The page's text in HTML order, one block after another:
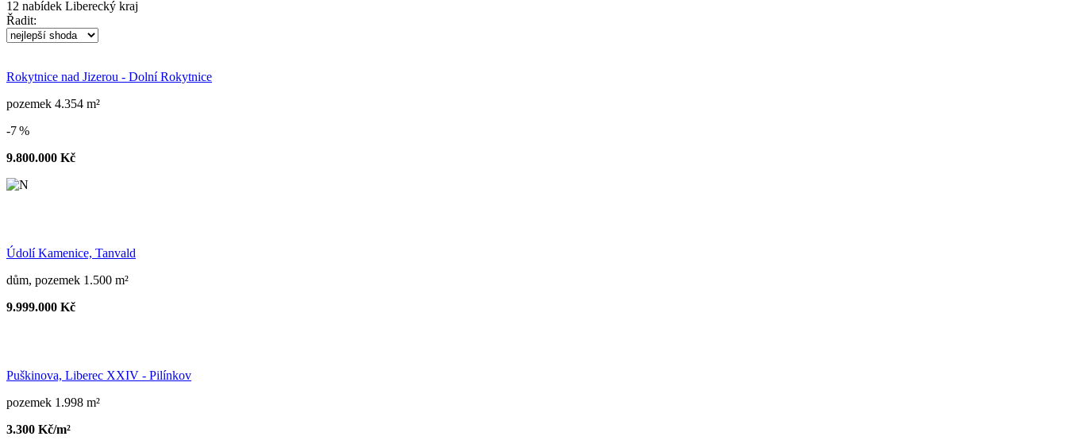
12 nabídek Liberecký kraj
Řadit:
Rokytnice nad Jizerou - Dolní Rokytnice
pozemek 4.354 m²
-7 %
9.800.000 Kč
Údolí Kamenice, Tanvald
dům, pozemek 1.500 m²
9.999.000 Kč
Puškinova, Liberec XXIV - Pilínkov
pozemek 1.998 m²
3.300 Kč/m²